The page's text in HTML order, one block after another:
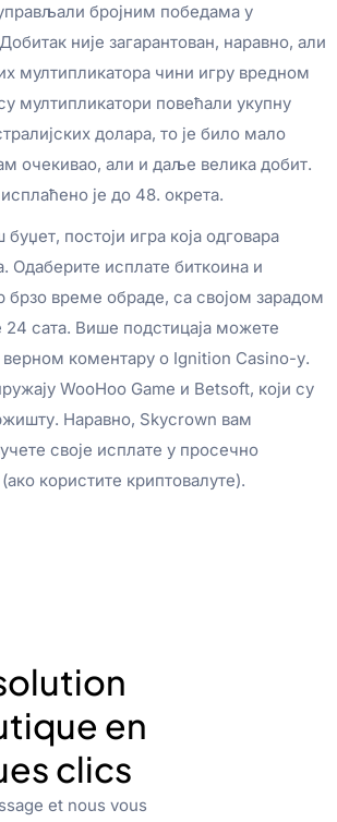
бројним победама у
није загарантован, наравно, али
мултипликатора чини игру вредном
мултипликатори повећали укупну
долара, то је било мало
очекивао, али и даље велика добит.
је до 48. окрета.
постоји игра која одговара
Одаберите исплате биткоина и
брзо време обраде, са својом зарадом
24 сата. Више подстицаја можете
коментару о Ignition Casino-у.
WooHoo Game и Betsoft, који су
Наравно, Skycrown вам
своје исплате у просечно
користите криптовалуте).
en
clics
et nous vous